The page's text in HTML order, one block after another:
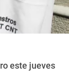
este jueves